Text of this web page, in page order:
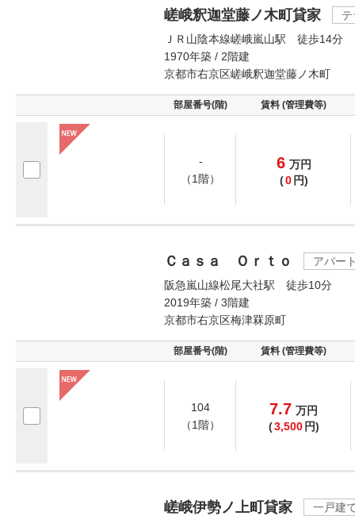
嵯峨釈迦堂藤ノ木町貸家
ＪＲ山陰本線嵯峨嵐山駅 徒歩14分
1970年築 / 2階建
京都市右京区嵯峨釈迦堂藤ノ木町
部屋番号(階) 賃料 (管理費等)
-
（1階）
6 万円
(0 円)
Ｃａｓａ Ｏｒｔｏ
アパー
阪急嵐山線松尾大社駅 徒歩10分
2019年築 / 3階建
京都市右京区梅津罧原町
部屋番号(階) 賃料 (管理費等)
104
（1階）
7.7 万円
(3,500 円)
嵯峨伊勢ノ上町貸家
一戸建